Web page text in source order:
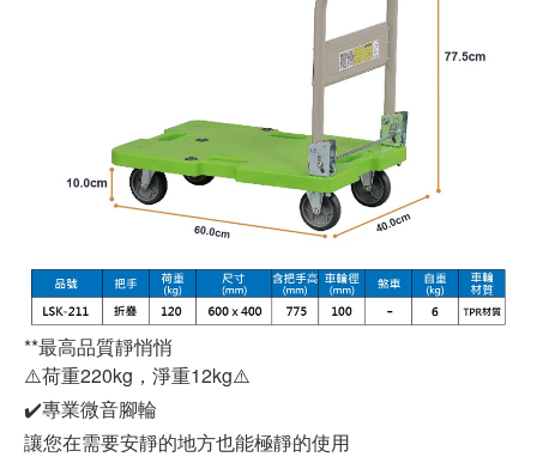
**最高品質靜悄悄
⚠️荷重220kg，淨重12kg⚠️
✔️專業微音腳輪
讓您在需要安靜的地方也能極靜的使用